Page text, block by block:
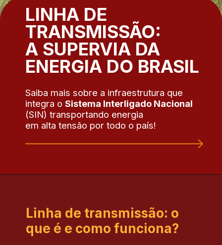
LINHA DE
TRANSMISSÃO:
A SUPERVIA DA
ENERGIA DO BRASIL
Saiba mais sobre a infraestrutura que
integra oSistema Interligado Nacional
(SIN) transportando energia
em alta tensão por todo o país!
Linha de transmissão: o
que é e como funciona?